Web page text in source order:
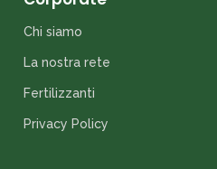
NP 20-20
Chi siamo
La nostra rete
Fertilizzanti
Privacy Policy